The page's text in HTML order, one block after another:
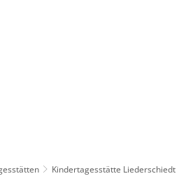
Kindertagesstätte Liederschiedt